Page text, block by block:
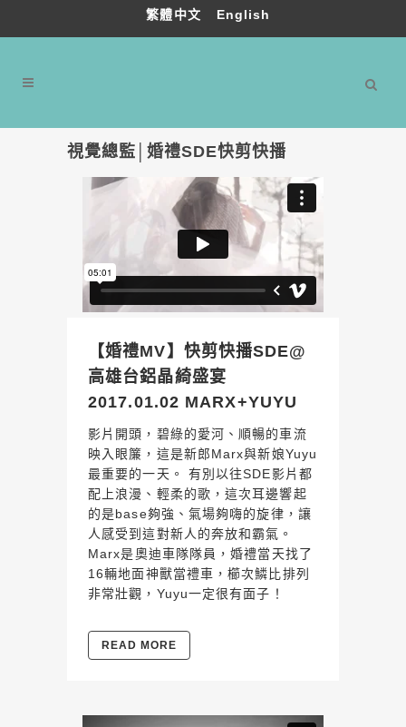
繁體中文 English
視覺總監│婚禮SDE快剪快播
【婚禮MV】快剪快播SDE@
高雄台鋁晶綺盛宴
2017.01.02 MARX+YUYU
影片開頭，碧綠的愛河、順暢的車流
映入眼簾，這是新郎Marx與新娘Yuyu
最重要的一天。 有別以往SDE影片都
配上浪漫、輕柔的歌，這次耳邊響起
的是base夠強、氣場夠嗨的旋律，讓
人感受到這對新人的奔放和霸氣。
Marx是奧迪車隊隊員，婚禮當天找了
16輛地面神獸當禮車，櫛次鱗比排列
非常壯觀，Yuyu一定很有面子！
READ MORE